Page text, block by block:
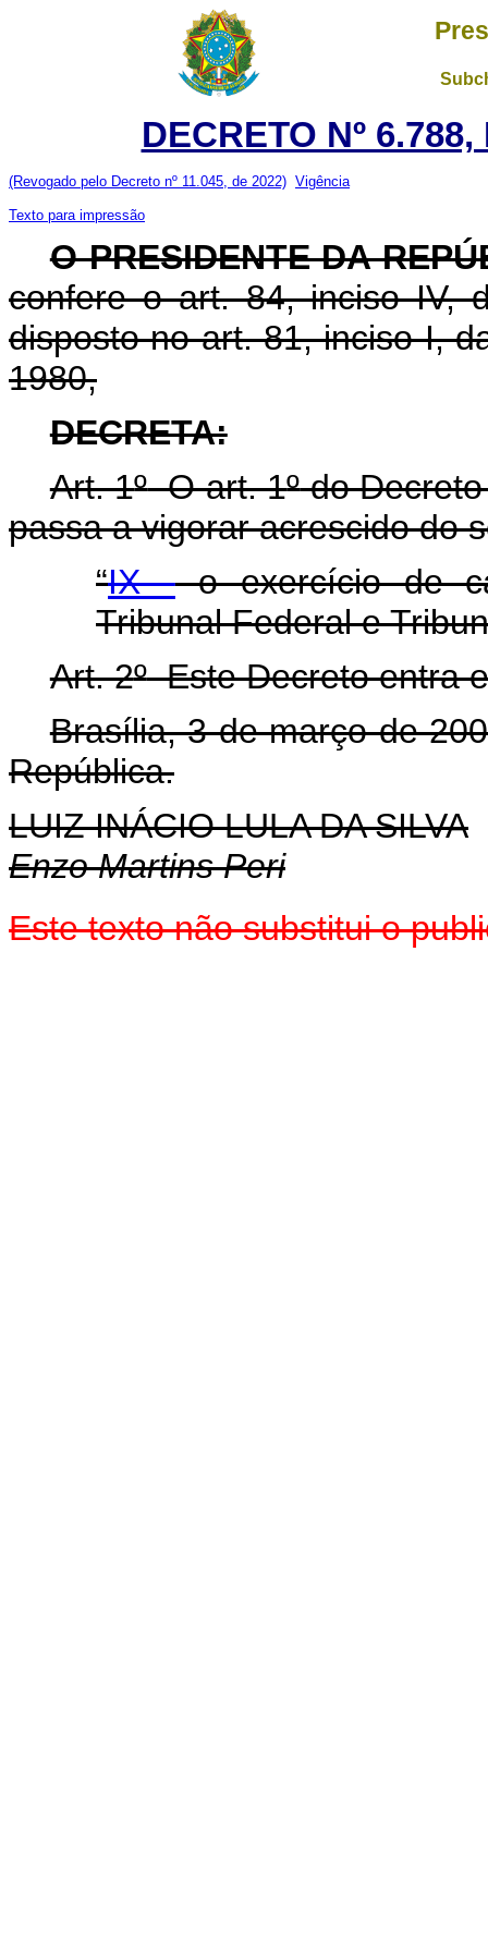
DECRETO Nº
(Revogado pelo Decreto nº 11.045, de 2022) Vigência
Texto para impressão
O PRESIDENTE DA
confere o art. 84, inciso IV,
disposto no art. 81, inciso I,
1980,
DECRETA:
Art. 1ºO art. 1ºdo
passa a vigorar acrescido do
“IX -o exercício de
Tribunal Federal e
Art. 2ºEste Decreto entra
Brasília, 3 de março de
República.
LUIZ INÁCIO LULA DA SILVA
Enzo Martins Peri
Estetexto não substitui o